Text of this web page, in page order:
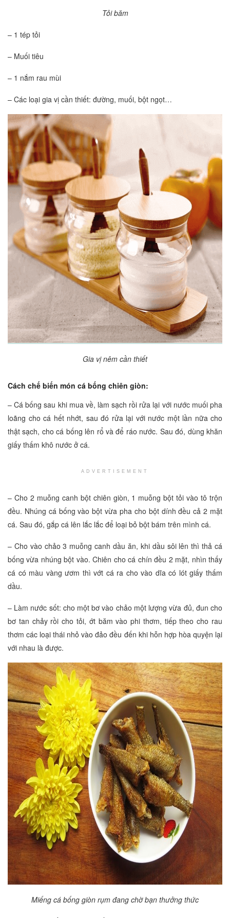
Tỏi băm
– 1 tép tỏi
– Muối tiêu
– 1 nắm rau mùi
– Các loại gia vị cần thiết: đường, muối, bột ngọt…
Gia vị nêm cần thiết
Cách chế biến món cá bống chiên giòn:
– Cá bống sau khi mua về, làm sạch rồi rửa lại với nước muối pha
loãng cho cá hết nhớt, sau đó rửa lại với nước một lần nữa cho
thật sạch, cho cá bống lên rổ và để ráo nước. Sau đó, dùng khăn
giấy thấm khô nước ở cá.
ADVERTISEMENT
– Cho 2 muỗng canh bột chiên giòn, 1 muỗng bột tỏi vào tô trộn
đều. Nhúng cá bống vào bột vừa pha cho bột dính đều cả 2 mặt
cá. Sau đó, gắp cá lên lắc lắc để loại bỏ bột bám trên mình cá.
– Cho vào chảo 3 muỗng canh dầu ăn, khi dầu sôi lên thì thả cá
bống vừa nhúng bột vào. Chiên cho cá chín đều 2 mặt, nhìn thấy
cá có màu vàng ươm thì vớt cá ra cho vào dĩa có lót giấy thấm
dầu.
– Làm nước sốt: cho một bơ vào chảo một lượng vừa đủ, đun cho
bơ tan chảy rồi cho tỏi, ớt băm vào phi thơm, tiếp theo cho rau
thơm các loại thái nhỏ vào đảo đều đến khi hỗn hợp hòa quyện lại
với nhau là được.
Miếng cá bống giòn rụm đang chờ bạn thưởng thức